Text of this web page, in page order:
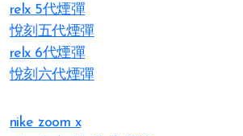
relx 5代煙彈
悅刻五代煙彈
relx 6代煙彈
悅刻六代煙彈
nike zoom x